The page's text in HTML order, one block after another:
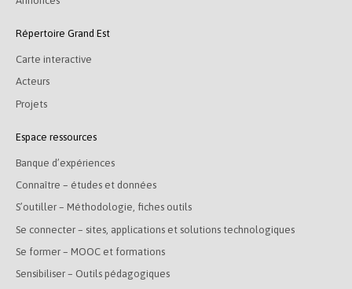
Répertoire Grand Est
Carte interactive
Acteurs
Projets
Espace ressources
Banque d’expériences
Connaître – études et données
S’outiller – Méthodologie, fiches outils
Se connecter – sites, applications et solutions technologiques
Se former – MOOC et formations
Sensibiliser – Outils pédagogiques